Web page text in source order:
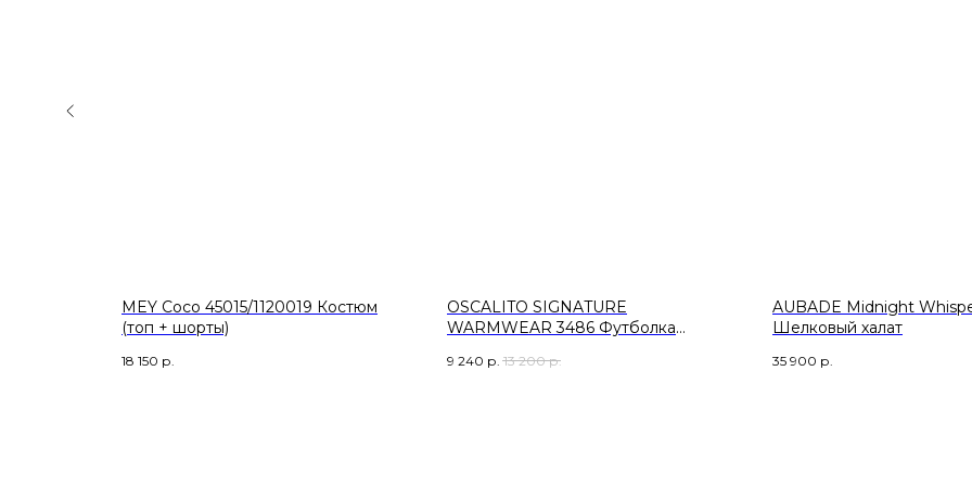
MEY Coco 45015/1120019 Костюм
(топ + шорты)
18 150 р.
OSCALITO SIGNATURE
WARMWEAR 3486 Футболка
9 240 р. 13 200 р.
AUBADE Midnight
Шелковый халат
35 900 р.